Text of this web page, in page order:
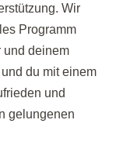
Wir
Programm
und deinem
du mit einem
und
gelungenen